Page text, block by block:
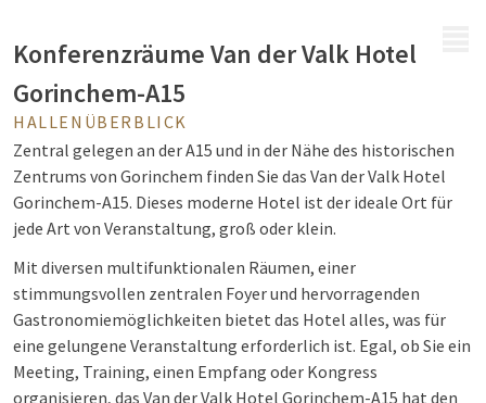
Konferenzräume Van der Valk Hotel
Gorinchem-A15
HALLENÜBERBLICK
Zentral gelegen an der A15 und in der Nähe des historischen
Zentrums von Gorinchem finden Sie das Van der Valk Hotel
Gorinchem-A15. Dieses moderne Hotel ist der ideale Ort für
jede Art von Veranstaltung, groß oder klein.
Mit diversen multifunktionalen Räumen, einer
stimmungsvollen zentralen Foyer und hervorragenden
Gastronomiemöglichkeiten bietet das Hotel alles, was für
eine gelungene Veranstaltung erforderlich ist. Egal, ob Sie ein
Meeting, Training, einen Empfang oder Kongress
organisieren, das Van der Valk Hotel Gorinchem-A15 hat den